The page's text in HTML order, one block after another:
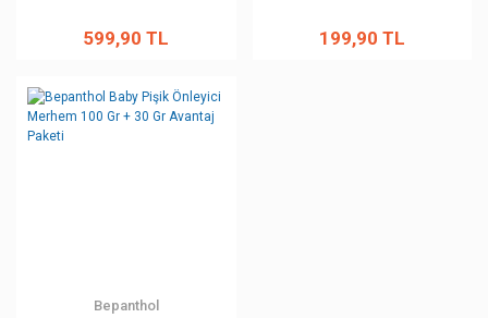
599,90 TL 199,90 TL
Bepanthol